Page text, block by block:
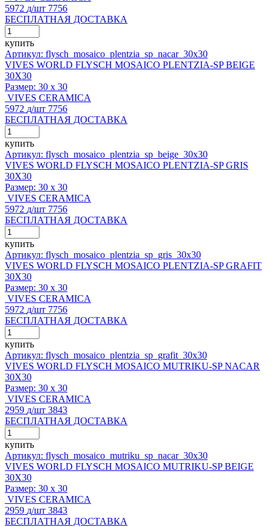
5972 д/шт 7756
БЕСПЛАТНАЯ ДОСТАВКА
купить
Артикул: flysch_mosaico_plentzia_sp_nacar_30x30
VIVES WORLD FLYSCH MOSAICO PLENTZIA-SP BEIGE
30X30
Размер: 30 x 30
VIVES CERAMICA
5972 д/шт 7756
БЕСПЛАТНАЯ ДОСТАВКА
купить
Артикул: flysch_mosaico_plentzia_sp_beige_30x30
VIVES WORLD FLYSCH MOSAICO PLENTZIA-SP GRIS
30X30
Размер: 30 x 30
VIVES CERAMICA
5972 д/шт 7756
БЕСПЛАТНАЯ ДОСТАВКА
купить
Артикул: flysch_mosaico_plentzia_sp_gris_30x30
VIVES WORLD FLYSCH MOSAICO PLENTZIA-SP GRAFIT
30X30
Размер: 30 x 30
VIVES CERAMICA
5972 д/шт 7756
БЕСПЛАТНАЯ ДОСТАВКА
купить
Артикул: flysch_mosaico_plentzia_sp_grafit_30x30
VIVES WORLD FLYSCH MOSAICO MUTRIKU-SP NACAR
30X30
Размер: 30 x 30
VIVES CERAMICA
2959 д/шт 3843
БЕСПЛАТНАЯ ДОСТАВКА
купить
Артикул: flysch_mosaico_mutriku_sp_nacar_30x30
VIVES WORLD FLYSCH MOSAICO MUTRIKU-SP BEIGE
30X30
Размер: 30 x 30
VIVES CERAMICA
2959 д/шт 3843
БЕСПЛАТНАЯ ДОСТАВКА